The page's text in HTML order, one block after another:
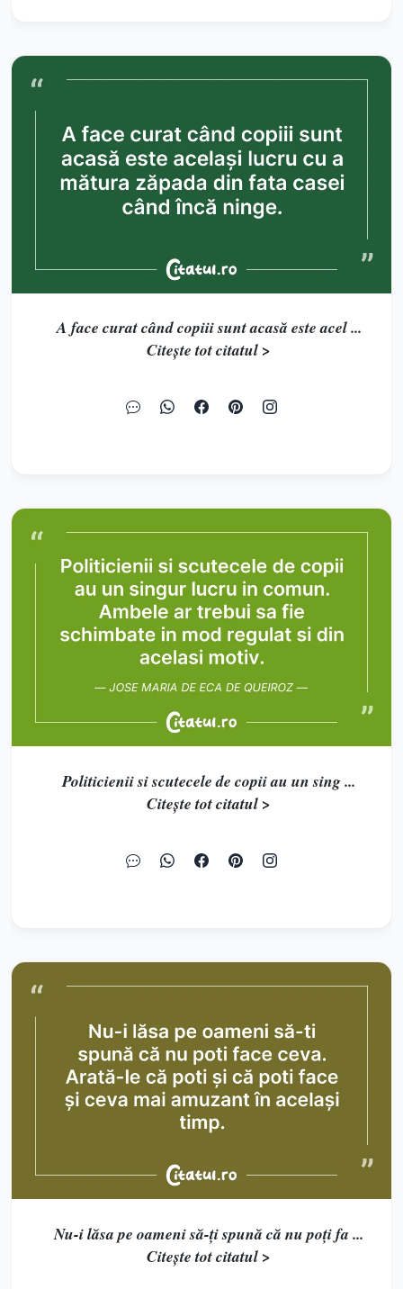
A face curat când copiii sunt acasă este acel ...
Citește tot citatul >
Politicienii si scutecele de copii au un sing ...
Citește tot citatul >
Nu-i lăsa pe oameni să-ți spună că nu poți fa ...
Citește tot citatul >